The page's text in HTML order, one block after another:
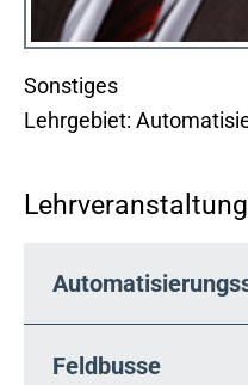
Sonstiges
Lehrgebiet:
Feldbusse